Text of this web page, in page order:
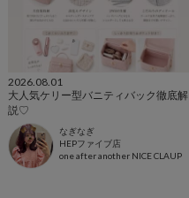
2026.08.01
大人気ケリー型バニティバック徹底解
説♡
なぎなぎ
HEPファイブ店
one after another NICE CLAUP